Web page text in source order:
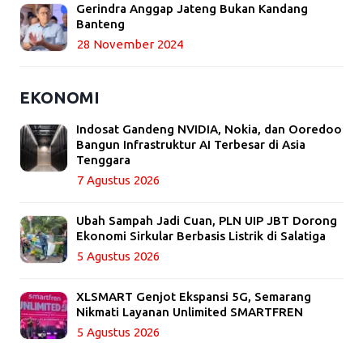
Gerindra Anggap Jateng Bukan Kandang
Banteng
28 November 2024
EKONOMI
Indosat Gandeng NVIDIA, Nokia, dan Ooredoo
Bangun Infrastruktur AI Terbesar di Asia
Tenggara
7 Agustus 2026
Ubah Sampah Jadi Cuan, PLN UIP JBT Dorong
Ekonomi Sirkular Berbasis Listrik di Salatiga
5 Agustus 2026
XLSMART Genjot Ekspansi 5G, Semarang
Nikmati Layanan Unlimited SMARTFREN
5 Agustus 2026